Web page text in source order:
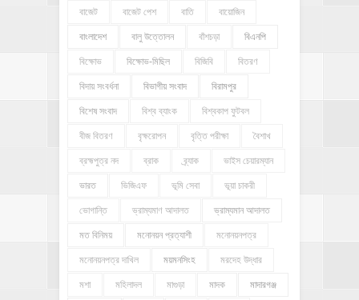
বাজেট বাজেট পেশ বাতি বায়োজিন
বাংলাদেশ বালু উত্তোলন বাঁশচড়া বিএনপি
বিক্ষোভ বিক্ষোভ-মিছিল বিজিবি বিতরণ
বিদায় সংবর্ধনা বিভাগীয় সংবাদ বিরামপুর
বিশেষ সংবাদ বিশ্ব ব্যাংক বিশ্বকাপ ফুটবল
বীজ বিতরণ বৃক্ষরোপন বৃত্তি পরীক্ষা বৈশাখ
ব্রহ্মপুত্র নদ ব্রাক ব্র্যাক ভাইস চেয়ারম্যান
ভারত ভিজিএফ ভূমি সেবা ভূয়া চাকরী
ভোগান্তি ভ্রাম্যমাণ আদালত ভ্রাম্যমান আদালত
মত বিনিময় মনোনয়ন প্রত্যাশী মনোনয়নপত্র
মনোনয়নপত্র দাখিল ময়মনসিংহ মরদেহ উদ্ধার
মশা মহিলাদল মাগুড়া মাদক মাদারগঞ্জ